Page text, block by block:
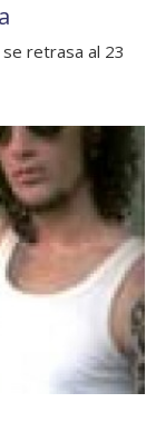
se retrasa al 23